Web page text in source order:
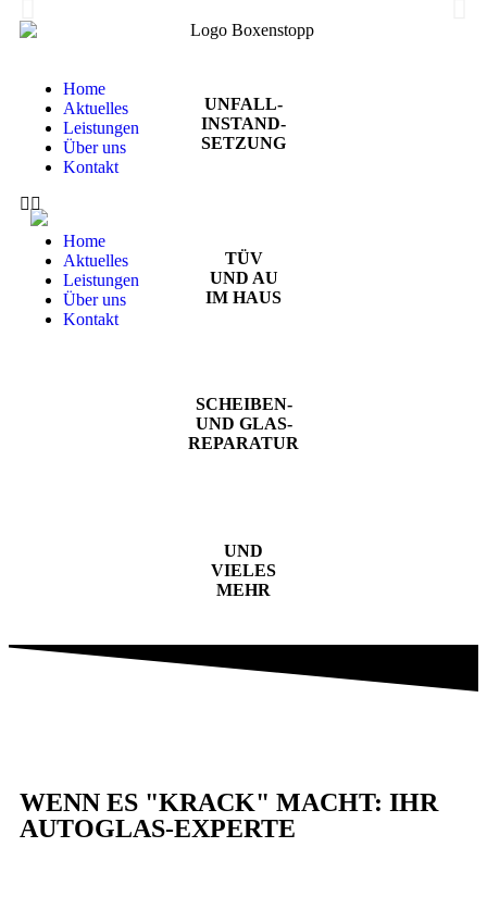
Home
Aktuelles
Leistungen
Über uns
Kontakt
Home
Aktuelles
Leistungen
Über uns
Kontakt
Wir sind Ihre Qualitäts-Werkstatt für KFZ-Fahrzeuge aller Klassen
und Marken.
UNFALL-
INSTAND-
SETZUNG
TÜV
UND AU
IM HAUS
SCHEIBEN-
UND GLAS-
REPARATUR
UND
VIELES
MEHR
WENN ES "KRACK" MACHT: IHR
AUTOGLAS-EXPERTE